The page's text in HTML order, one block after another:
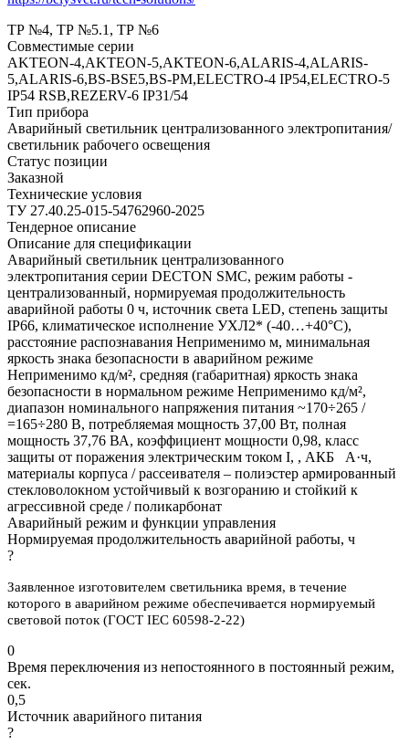
ТР №4, ТР №5.1, ТР №6
Совместимые серии
AKTEON-4,AKTEON-5,AKTEON-6,ALARIS-4,ALARIS-
5,ALARIS-6,BS-BSE5,BS-PM,ELECTRO-4 IP54,ELECTRO-5
IP54 RSB,REZERV-6 IP31/54
Тип прибора
Аварийный светильник централизованного электропитания/
светильник рабочего освещения
Статус позиции
Заказной
Технические условия
ТУ 27.40.25-015-54762960-2025
Тендерное описание
Описание для спецификации
Аварийный светильник централизованного
электропитания серии DECTON SMC, режим работы -
централизованный, нормируемая продолжительность
аварийной работы 0 ч, источник света LED, степень защиты
IP66, климатическое исполнение УХЛ2* (-40…+40°C),
расстояние распознавания Неприменимо м, минимальная
яркость знака безопасности в аварийном режиме
Неприменимо кд/м², средняя (габаритная) яркость знака
безопасности в нормальном режиме Неприменимо кд/м²,
диапазон номинального напряжения питания ~170÷265 /
=165÷280 В, потребляемая мощность 37,00 Вт, полная
мощность 37,76 ВА, коэффициент мощности 0,98, класс
защиты от поражения электрическим током I, , АКБ А·ч,
материалы корпуса / рассеивателя – полиэстер армированный
стекловолокном устойчивый к возгоранию и стойкий к
агрессивной среде / поликарбонат
Аварийный режим и функции управления
Нормируемая продолжительность аварийной работы, ч
?
Заявленное изготовителем светильника время, в течение
которого в аварийном режиме обеспечивается нормируемый
световой поток (ГОСТ IEC 60598-2-22)
0
Время переключения из непостоянного в постоянный режим,
сек.
0,5
Источник аварийного питания
?